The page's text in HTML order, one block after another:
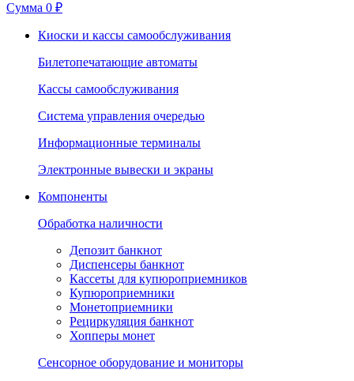
Сумма 0 ₽
Киоски и кассы самообслуживания
Билетопечатающие автоматы
Кассы самообслуживания
Система управления очередью
Информационные терминалы
Электронные вывески и экраны
Компоненты
Обработка наличности
Депозит банкнот
Диспенсеры банкнот
Кассеты для купюроприемников
Купюроприемники
Монетоприемники
Рециркуляция банкнот
Хопперы монет
Сенсорное оборудование и мониторы